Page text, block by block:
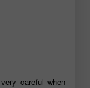
careful when